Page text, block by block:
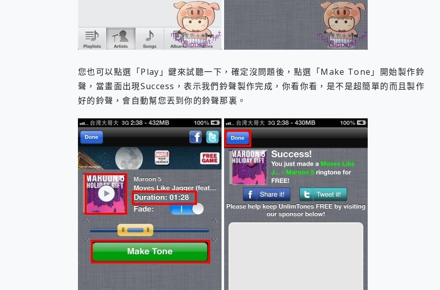
您也可以點選「Play」鍵來試聽一下，確定沒問題後，點選「Make Tone」開始製作鈴
聲，當畫面出現Success，表示我們鈴聲製作完成，你看你看，是不是超簡單的而且製作
好的鈴聲，會自動幫您丟到你的鈴聲那裏。